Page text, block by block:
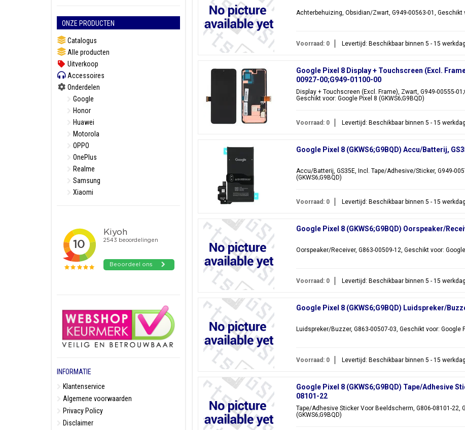
ONZE PRODUCTEN
Catalogus
Alle producten
Uitverkoop
Accessoires
Onderdelen
Google
Honor
Huawei
Motorola
OPPO
OnePlus
Realme
Samsung
Xiaomi
INFORMATIE
Klantenservice
Algemene voorwaarden
Privacy Policy
Disclaimer
Achterbehuizing, Obsidian/Zwart, G949-00563-01, Geschikt
Voorraad: 0 Levertijd: Beschikbaar binnen 5 - 15
Google Pixel 8 Display + Touchscreen (Excl.
00927-00;G949-01100-00
Display + Touchscreen (Excl. Frame), Zwart, G949-00555-
Geschikt voor: Google Pixel 8 (GKWS6;G9BQD)
Voorraad: 0 Levertijd: Beschikbaar binnen 5 - 15
Google Pixel 8 (GKWS6;G9BQD) Accu/Batterij,
Accu/Batterij, GS35E, Incl. Tape/Adhesive/Sticker, G949-
(GKWS6;G9BQD)
Voorraad: 0 Levertijd: Beschikbaar binnen 5 - 15
Google Pixel 8 (GKWS6;G9BQD) Oorspeaker/
Oorspeaker/Receiver, G863-00509-12, Geschikt voor: Google
Voorraad: 0 Levertijd: Beschikbaar binnen 5 - 15
Google Pixel 8 (GKWS6;G9BQD) Luidspreker/
Luidspreker/Buzzer, G863-00507-03, Geschikt voor: Google
Voorraad: 0 Levertijd: Beschikbaar binnen 5 - 15
Google Pixel 8 (GKWS6;G9BQD) Tape/Adhesive
08101-22
Tape/Adhesive Sticker Voor Beeldscherm, G806-08101-22,
(GKWS6;G9BQD)